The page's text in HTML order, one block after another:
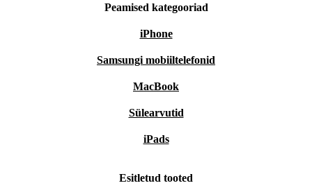
Peamised kategooriad
iPhone
Samsungi mobiiltelefonid
MacBook
Sülearvutid
iPads
Esitletud tooted